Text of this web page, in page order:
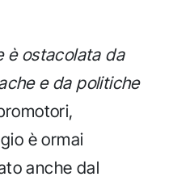
è ostacolata da
e da politiche
è ormai
anche dal